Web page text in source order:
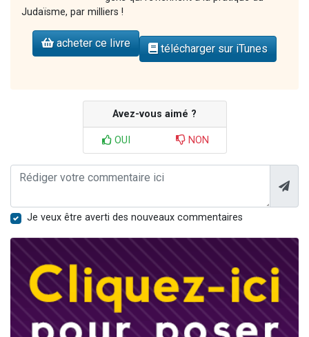
Judaïsme, par milliers !
acheter ce livre télécharger sur iTunes
Avez-vous aimé ?
OUI NON
Je veux être averti des nouveaux commentaires